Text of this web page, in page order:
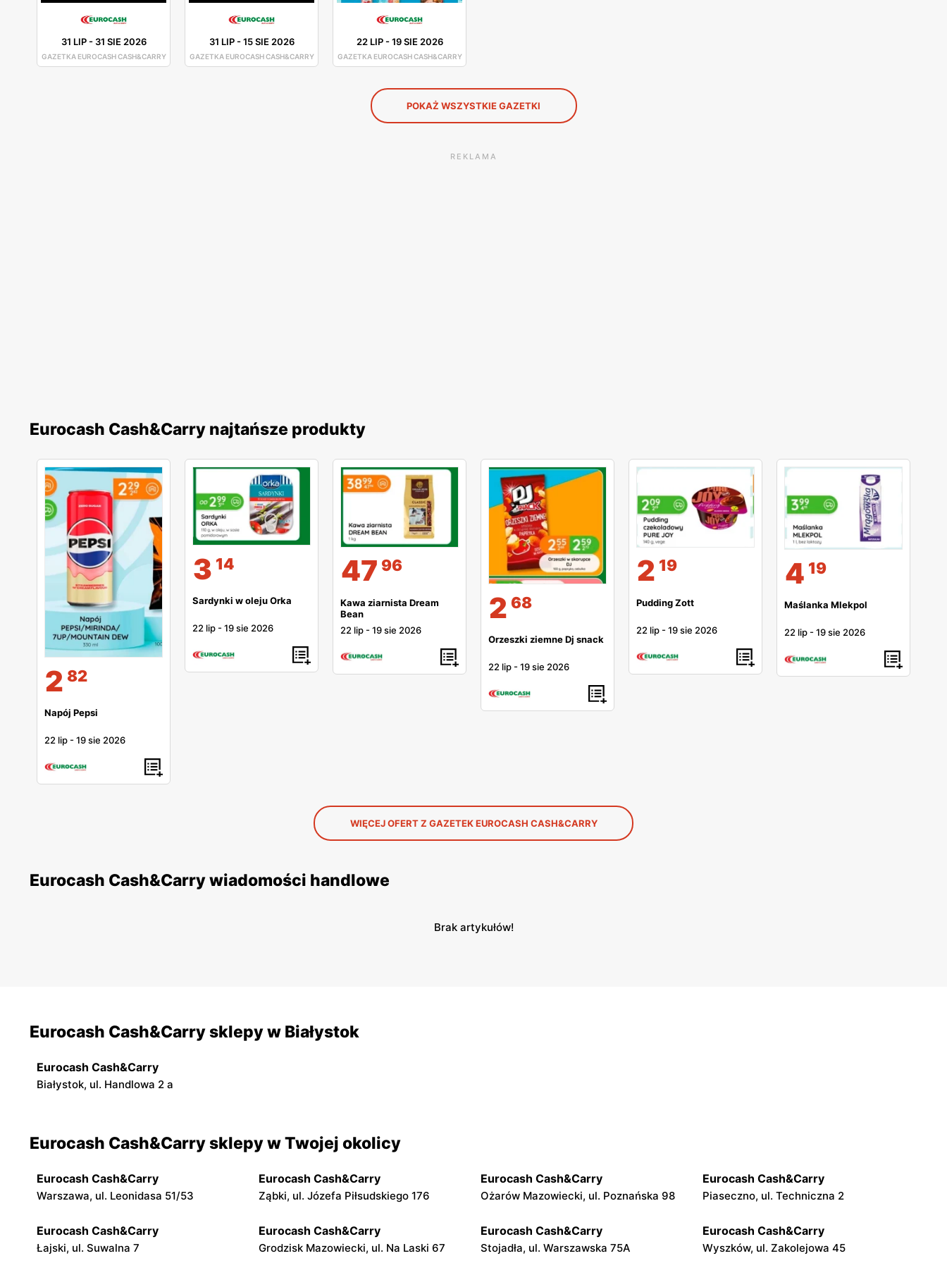
31 LIP- 31 SIE 2026
GAZETKA EUROCASH CASH&CARRY
31 LIP-15 SIE 2026
GAZETKA EUROCASH CASH&CARRY
22 LIP-19 SIE 2026
GAZETKA EUROCASH CASH&CARRY
POKAŻ WSZYSTKIE GAZETKI
REKLAMA
Eurocash Cash&Carry najtańsze produkty
2 82
Napój Pepsi
22 lip -19 sie 2026
3 14
Sardynki w oleju Orka
22 lip -19 sie 2026
47 96
Kawa ziarnista Dream
Bean
22 lip -19 sie 2026
2 68
Orzeszki ziemne Dj snack
22 lip -19 sie 2026
2 19
Pudding Zott
22 lip -19 sie 2026
4 19
Maślanka Mlekpol
22 lip -19 sie 2026
WIĘCEJ OFERT Z GAZETEK EUROCASH CASH&CARRY
Eurocash Cash&Carry wiadomości handlowe
Brak artykułów!
Eurocash Cash&Carry sklepy w Białystok
Eurocash Cash&Carry
Białystok, ul. Handlowa 2 a
Eurocash Cash&Carry sklepy w Twojej okolicy
Eurocash Cash&Carry
Warszawa, ul. Leonidasa 51/53
Eurocash Cash&Carry
Ząbki, ul. Józefa Piłsudskiego 176
Eurocash Cash&Carry
Ożarów Mazowiecki, ul. Poznańska 98
Eurocash Cash&Carry
Piaseczno, ul. Techniczna 2
Eurocash Cash&Carry
Łajski, ul. Suwalna 7
Eurocash Cash&Carry
Grodzisk Mazowiecki, ul. Na Laski 67
Eurocash Cash&Carry
Stojadła, ul. Warszawska 75A
Eurocash Cash&Carry
Wyszków, ul. Zakolejowa 45